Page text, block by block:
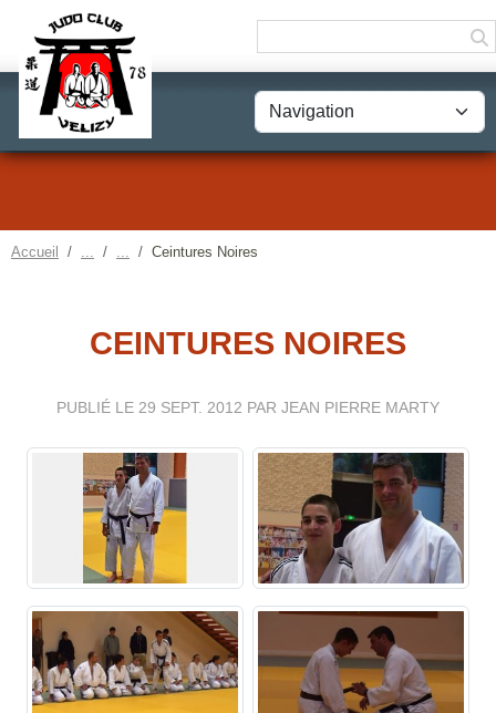
Accueil Ceintures Noires
CEINTURES NOIRES
PUBLIÉ LE 29 SEPT. 2012 PAR JEAN PIERRE MARTY
Panneau de gestion des cookies